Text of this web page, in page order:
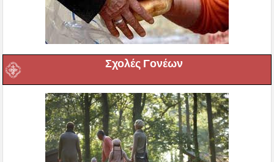
Σχολές Γονέων